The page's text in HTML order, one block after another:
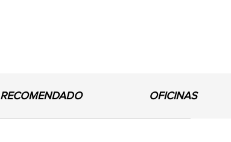
RECOMENDADO OFICINAS